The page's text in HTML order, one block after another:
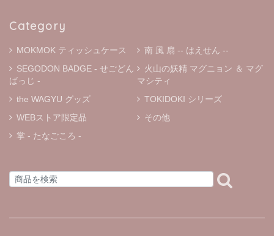
に可愛い♬ お友達にもプレゼントしたいです。 大切に使
います。
① マルニョン
2025/12/01
① マルニョン
した。
Category
MOKMOK ティッシュケース
南 風 扇 -- はえせん --
SEGODON BADGE - せごどん
ばっじ -
火山の妖精 マグニョン ＆ マグ
マシティ
the WAGYU グッズ
TOKIDOKI シリーズ
WEBストア限定品
その他
掌 - たなごころ -